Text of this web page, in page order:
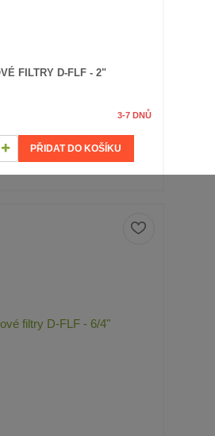
FILTRY D-FLF - 2"
3-7 DNŮ
PŘIDAT DO KOŠÍKU